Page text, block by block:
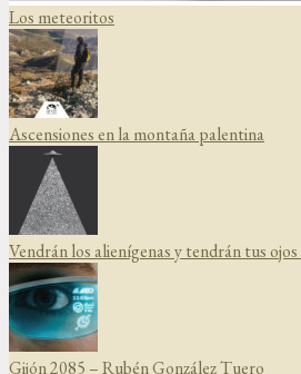
Los meteoritos
Ascensiones en la montaña palentina
Vendrán los alienígenas y tendrán tus
Gijón 2085 – Rubén González Tuero